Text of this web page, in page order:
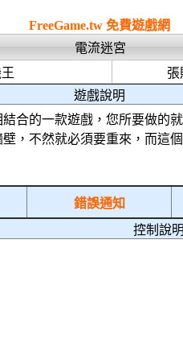
FreeGame.tw 免費遊戲網
電流迷宮
張
遊戲說明
合的一款遊戲，您所要做的
，不然就必須要重來，而這
錯誤通知
控制說明